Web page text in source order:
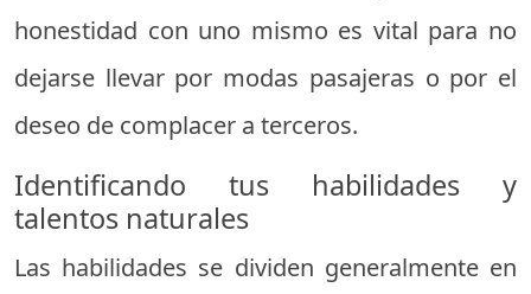
honestidad con uno mismo es vital para no
dejarse llevar por modas pasajeras o por el
deseo de complacer a terceros.
Identificando tus habilidades y
talentos naturales
Las habilidades se dividen generalmente en